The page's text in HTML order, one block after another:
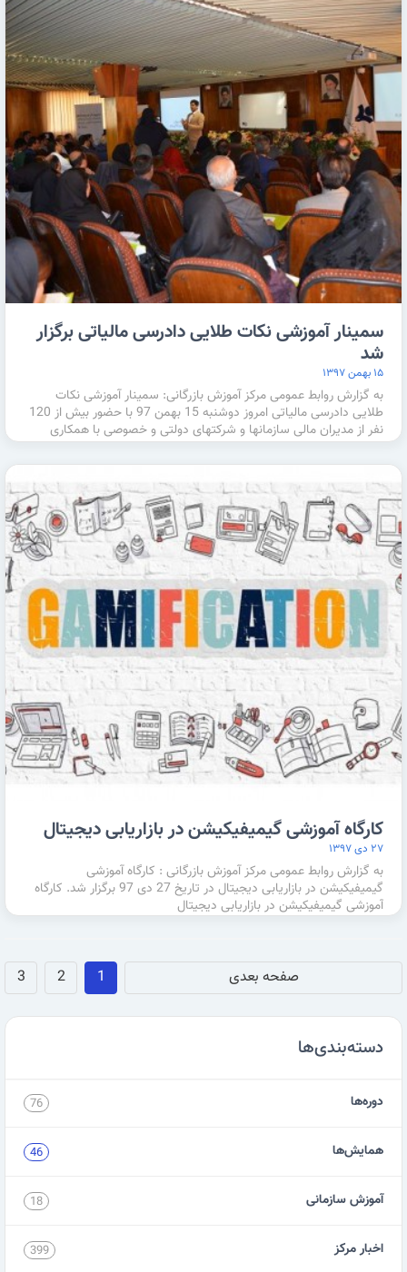
سمینار آموزشی نکات طلایی دادرسی مالیاتی برگزار
شد
۱۵ بهمن ۱۳۹۷
به گزارش روابط عمومی مرکز آموزش بازرگانی: سمینار آموزشی نکات
طلایی دادرسی مالیاتی امروز دوشنبه 15 بهمن 97 با حضور بیش از 120
نفر از مدیران مالی سازمانها و شرکتهای دولتی و خصوصی با همکاری
مشترک مرکز …
کارگاه آموزشی گیمیفیکیشن در بازاریابی دیجیتال
۲۷ دی ۱۳۹۷
به گزارش روابط عمومی مرکز آموزش بازرگانی : کارگاه آموزشی
گیمیفیکیشن در بازاریابی دیجیتال در تاریخ 27 دی 97 برگزار شد. کارگاه
آموزشی گیمیفیکیشن در بازاریابی دیجیتال
صفحه بعدی 1
2
3
دسته‌بندی‌ها
دوره‌ها 76
همایش‌ها 46
آموزش سازمانی 18
اخبار مرکز 399